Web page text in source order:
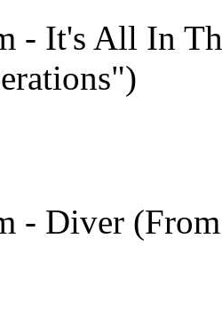
- It's All In
- Diver